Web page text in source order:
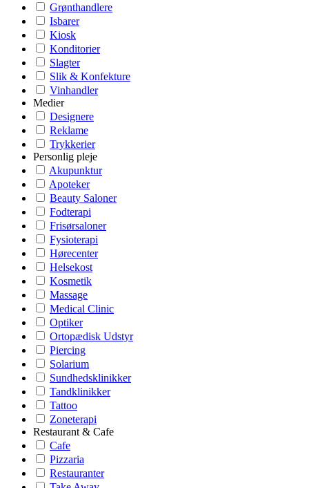
Grønthandlere
Isbarer
Kiosk
Konditorier
Slagter
Slik & Konfekture
Vinhandler
Medier
Designere
Reklame
Trykkerier
Personlig pleje
Akupunktur
Apoteker
Beauty Saloner
Fodterapi
Frisørsaloner
Fysioterapi
Hørecenter
Helsekost
Kosmetik
Massage
Medical Clinic
Optiker
Ortopædisk Udstyr
Piercing
Solarium
Sundhedsklinikker
Tandklinikker
Tattoo
Zoneterapi
Restaurant & Cafe
Cafe
Pizzaria
Restauranter